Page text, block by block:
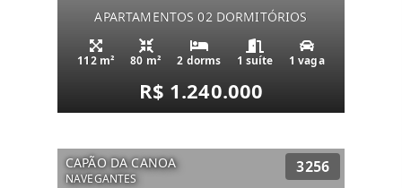
APARTAMENTOS 02 DORMITÓRIOS
112 m² 80 m² 2 dorms 1 suíte 1 vaga
R$ 1.240.000
CAPÃO DA CANOA
NAVEGANTES
3256